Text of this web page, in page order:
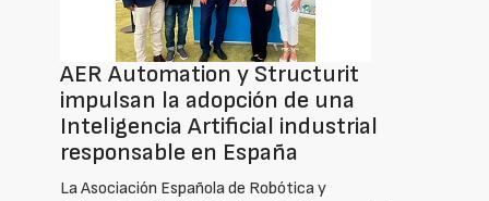
AER Automation y Structurit
impulsan la adopción de una
Inteligencia Artificial industrial
responsable en España
La Asociación Española de Robótica y